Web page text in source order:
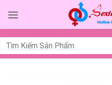
qua
nội
dung
Tìm
kiếm: